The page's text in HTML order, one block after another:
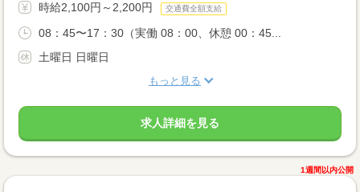
時給2,100円～2,200円 交通費全額支給
08：45〜17：30（実働 08：00、休憩 00：45...
土曜日 日曜日
もっと見る
求人詳細を見る
1週間以内公開